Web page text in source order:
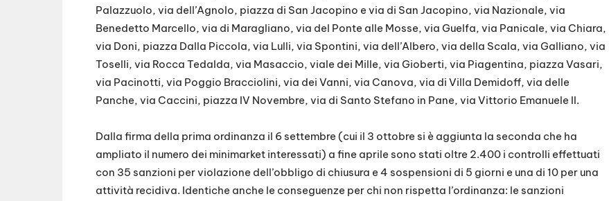
Palazzuolo, via dell’Agnolo, piazza di San Jacopino e via di San Jacopino, via Nazionale, via
Benedetto Marcello, via di Maragliano, via del Ponte alle Mosse, via Guelfa, via Panicale, via Chiara,
via Doni, piazza Dalla Piccola, via Lulli, via Spontini, via dell’Albero, via della Scala, via Galliano, via
Toselli, via Rocca Tedalda, via Masaccio, viale dei Mille, via Gioberti, via Piagentina, piazza Vasari,
via Pacinotti, via Poggio Bracciolini, via dei Vanni, via Canova, via di Villa Demidoff, via delle
Panche, via Caccini, piazza IV Novembre, via di Santo Stefano in Pane, via Vittorio Emanuele II.
Dalla firma della prima ordinanza il 6 settembre (cui il 3 ottobre si è aggiunta la seconda che ha
ampliato il numero dei minimarket interessati) a fine aprile sono stati oltre 2.400 i controlli effettuati
con 35 sanzioni per violazione dell’obbligo di chiusura e 4 sospensioni di 5 giorni e una di 10 per una
attività recidiva. Identiche anche le conseguenze per chi non rispetta l’ordinanza: le sanzioni